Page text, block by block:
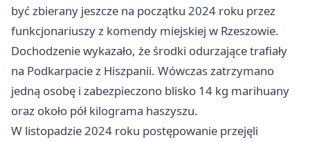
być zbierany jeszcze na początku 2024 roku przez
funkcjonariuszy z komendy miejskiej w Rzeszowie.
Dochodzenie wykazało, że środki odurzające trafiały
na Podkarpacie z Hiszpanii. Wówczas zatrzymano
jedną osobę i zabezpieczono blisko 14 kg marihuany
oraz około pół kilograma haszyszu.
W listopadzie 2024 roku postępowanie przejęli